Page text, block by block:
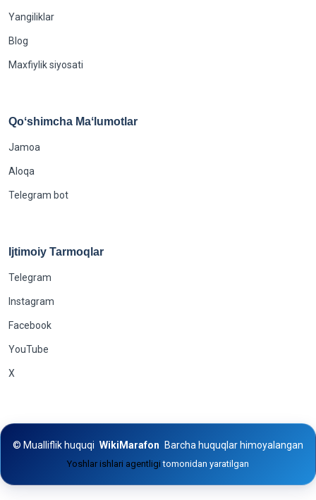
Yangiliklar
Blog
Maxfiylik siyosati
Qoʻshimcha Maʻlumotlar
Jamoa
Aloqa
Telegram bot
Ijtimoiy Tarmoqlar
Telegram
Instagram
Facebook
YouTube
X
© Mualliflik huquqi WikiMarafon Barcha huquqlar himoyalangan
Yoshlar ishlari agentligitomonidan yaratilgan